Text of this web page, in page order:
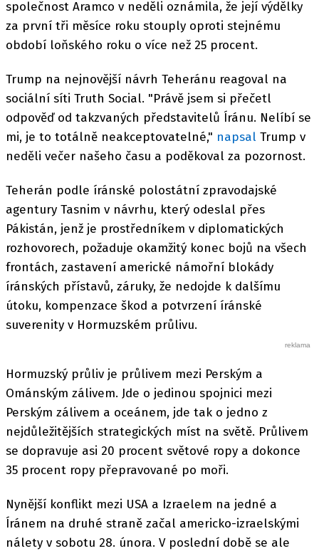
společnost Aramco v neděli oznámila, že její výdělky
za první tři měsíce roku stouply oproti stejnému
období loňského roku o více než 25 procent.
Trump na nejnovější návrh Teheránu reagoval na
sociální síti Truth Social. "Právě jsem si přečetl
odpověď od takzvaných představitelů Íránu. Nelíbí se
mi, je to totálně neakceptovatelné," napsal Trump v
neděli večer našeho času a poděkoval za pozornost.
Teherán podle íránské polostátní zpravodajské
agentury Tasnim v návrhu, který odeslal přes
Pákistán, jenž je prostředníkem v diplomatických
rozhovorech, požaduje okamžitý konec bojů na všech
frontách, zastavení americké námořní blokády
íránských přístavů, záruky, že nedojde k dalšímu
útoku, kompenzace škod a potvrzení íránské
suverenity v Hormuzském průlivu.
Hormuzský průliv je průlivem mezi Perským a
Ománským zálivem. Jde o jedinou spojnici mezi
Perským zálivem a oceánem, jde tak o jedno z
nejdůležitějších strategických míst na světě. Průlivem
se dopravuje asi 20 procent světové ropy a dokonce
35 procent ropy přepravované po moři.
Nynější konflikt mezi USA a Izraelem na jedné a
Íránem na druhé straně začal americko-izraelskými
nálety v sobotu 28. února. V poslední době se ale